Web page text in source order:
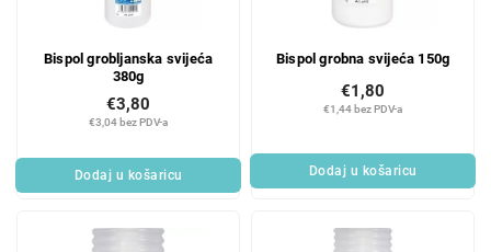
Bispol grobljanska svijeća
380g
€3,04 bez PDV-a
€3,80
Dodaj u košaricu
Bispol grobna svijeća 150g
€1,44 bez PDV-a
€1,80
Dodaj u košaricu